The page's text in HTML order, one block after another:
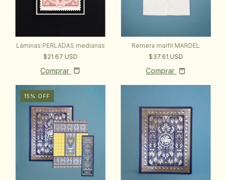
Láminas PERLADAS medianas
$21.67 USD
Comprar
Remera marfil MARDEL
$37.61 USD
Comprar
15 % OFF